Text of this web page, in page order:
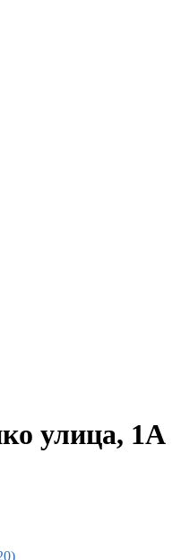
улица, 1А